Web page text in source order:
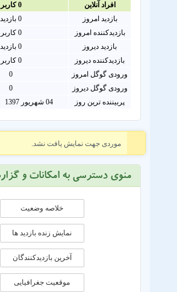
افراد آنلاين 0کاربر
بازدید امروز
0بازدید
بازدیدکننده امروز
0 کاربر
بازدید دیروز
0 بازدید
بازدیدکننده دیروز
0 کاربر
ورودی گوگل امروز
0
ورودی گوگل دیروز
0
پربیننده ترین روز
04 شهریور 1397
موردی جهت نمایش یافت نشد.
منوی دسترسی به امکانات و
خلاصه وضعیت
نمایش زنده بازدید ها
آخرین بازدیدکنندگان
موقعيت جغرافيايی